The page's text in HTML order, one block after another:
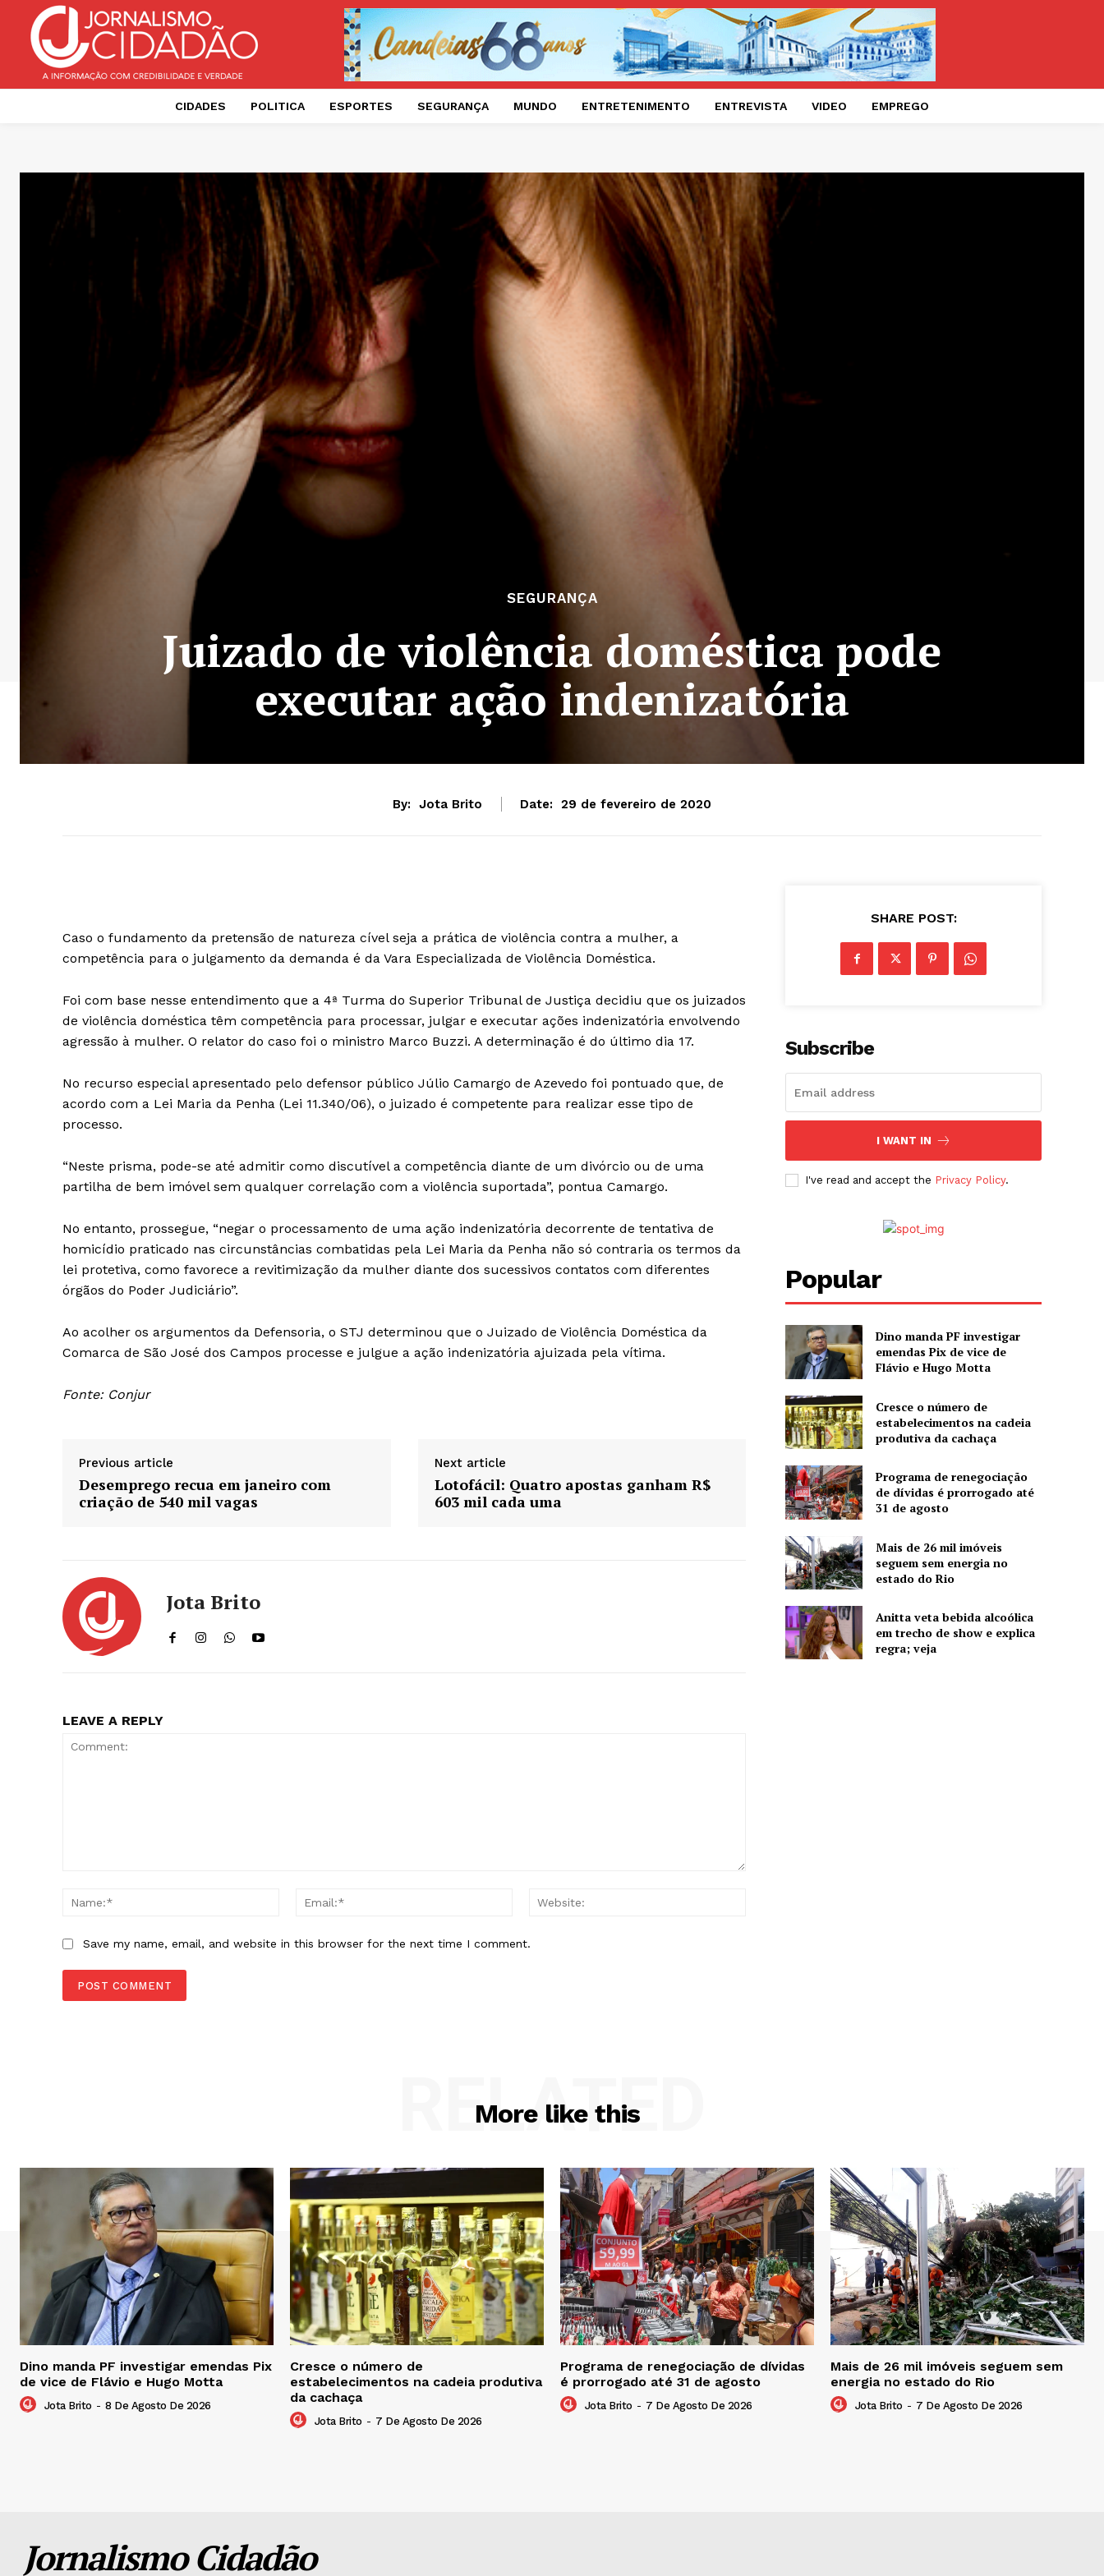
CIDADES POLITICA ESPORTES SEGURANÇA MUNDO ENTRETENIMENTO ENTREVISTA VIDEO EMPREGO
SEGURANÇA
Juizado de violência doméstica pode
executar ação indenizatória
By: Jota Brito Date: 29 de fevereiro de 2020
Caso o fundamento da pretensão de natureza cível seja a prática de violência contra a mulher, a
competência para o julgamento da demanda é da Vara Especializada de Violência Doméstica.
Foi com base nesse entendimento que a 4ª Turma do Superior Tribunal de Justiça decidiu que os juizados
de violência doméstica têm competência para processar, julgar e executar ações indenizatória envolvendo
agressão à mulher. O relator do caso foi o ministro Marco Buzzi. A determinação é do último dia 17.
No recurso especial apresentado pelo defensor público Júlio Camargo de Azevedo foi pontuado que, de
acordo com a Lei Maria da Penha (Lei 11.340/06), o juizado é competente para realizar esse tipo de
processo.
“Neste prisma, pode-se até admitir como discutível a competência diante de um divórcio ou de uma
partilha de bem imóvel sem qualquer correlação com a violência suportada”, pontua Camargo.
No entanto, prossegue, “negar o processamento de uma ação indenizatória decorrente de tentativa de
homicídio praticado nas circunstâncias combatidas pela Lei Maria da Penha não só contraria os termos da
lei protetiva, como favorece a revitimização da mulher diante dos sucessivos contatos com diferentes
órgãos do Poder Judiciário”.
Ao acolher os argumentos da Defensoria, o STJ determinou que o Juizado de Violência Doméstica da
Comarca de São José dos Campos processe e julgue a ação indenizatória ajuizada pela vítima.
Fonte: Conjur
Previous article
Desemprego recua em janeiro com
criação de 540 mil vagas
Next article
Lotofácil: Quatro apostas ganham R$
603 mil cada uma
Jota Brito
LEAVE A REPLY
Name:*
Email:*
Save my name, email, and website in this browser for the next time I comment.
SHARE POST:
Subscribe
I WANT IN
I've read and accept the Privacy Policy.
Popular
Dino manda PF investigar
emendas Pix de vice de
Flávio e Hugo Motta
Cresce o número de
estabelecimentos na cadeia
produtiva da cachaça
Programa de renegociação
de dívidas é prorrogado até
31 de agosto
Mais de 26 mil imóveis
seguem sem energia no
estado do Rio
Anitta veta bebida alcoólica
em trecho de show e explica
regra; veja
More like this
RELATED
Dino manda PF investigar emendas Pix
de vice de Flávio e Hugo Motta
Jota Brito - 8 De Agosto De 2026
Cresce o número de
estabelecimentos na cadeia produtiva
da cachaça
Jota Brito - 7 De Agosto De 2026
Programa de renegociação de dívidas
é prorrogado até 31 de agosto
Jota Brito - 7 De Agosto De 2026
Mais de 26 mil imóveis seguem sem
energia no estado do Rio
Jota Brito - 7 De Agosto De 2026
Jornalismo Cidadão